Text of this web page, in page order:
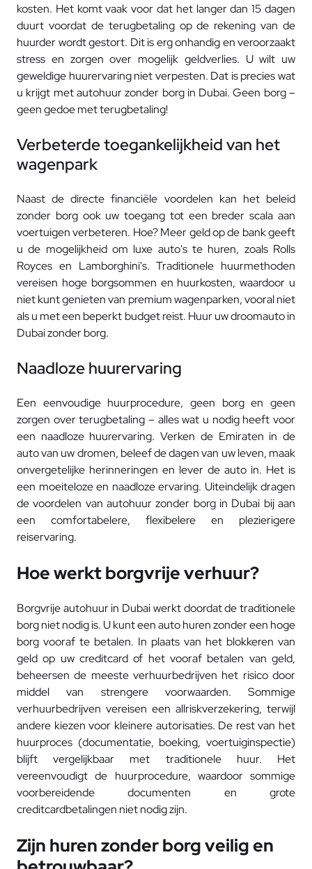
kosten. Het komt vaak voor dat het langer dan 15 dagen
duurt voordat de terugbetaling op de rekening van de
huurder wordt gestort. Dit is erg onhandig en veroorzaakt
stress en zorgen over mogelijk geldverlies. U wilt uw
geweldige huurervaring niet verpesten. Dat is precies wat
u krijgt met autohuur zonder borg in Dubai. Geen borg –
geen gedoe met terugbetaling!
Verbeterde toegankelijkheid van het
wagenpark
Naast de directe financiële voordelen kan het beleid
zonder borg ook uw toegang tot een breder scala aan
voertuigen verbeteren. Hoe? Meer geld op de bank geeft
u de mogelijkheid om luxe auto's te huren, zoals Rolls
Royces en Lamborghini's. Traditionele huurmethoden
vereisen hoge borgsommen en huurkosten, waardoor u
niet kunt genieten van premium wagenparken, vooral niet
als u met een beperkt budget reist. Huur uw droomauto in
Dubai zonder borg.
Naadloze huurervaring
Een eenvoudige huurprocedure, geen borg en geen
zorgen over terugbetaling – alles wat u nodig heeft voor
een naadloze huurervaring. Verken de Emiraten in de
auto van uw dromen, beleef de dagen van uw leven, maak
onvergetelijke herinneringen en lever de auto in. Het is
een moeiteloze en naadloze ervaring. Uiteindelijk dragen
de voordelen van autohuur zonder borg in Dubai bij aan
een comfortabelere, flexibelere en plezierigere
reiservaring.
Hoe werkt borgvrije verhuur?
Borgvrije autohuur in Dubai werkt doordat de traditionele
borg niet nodig is. U kunt een auto huren zonder een hoge
borg vooraf te betalen. In plaats van het blokkeren van
geld op uw creditcard of het vooraf betalen van geld,
beheersen de meeste verhuurbedrijven het risico door
middel van strengere voorwaarden. Sommige
verhuurbedrijven vereisen een allriskverzekering, terwijl
andere kiezen voor kleinere autorisaties. De rest van het
huurproces (documentatie, boeking, voertuiginspectie)
blijft vergelijkbaar met traditionele huur. Het
vereenvoudigt de huurprocedure, waardoor sommige
voorbereidende documenten en grote
creditcardbetalingen niet nodig zijn.
Zijn huren zonder borg veilig en